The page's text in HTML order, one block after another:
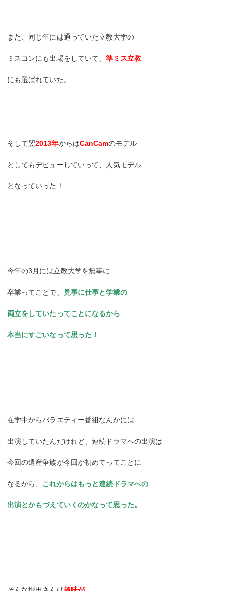
また、同じ年には通っていた立教大学の
ミスコンにも出場をしていて、準ミス立教
にも選ばれていた。
そして翌2013年からはCanCamのモデル
としてもデビューしていって、人気モデル
となっていった！
今年の3月には立教大学を無事に
卒業ってことで、 見事に仕事と学業の
両立をしていたってことになるから
本当にすごいなって思った！
在学中からバラエティー番組なんかには
出演していたんだけれど、連続ドラマへの出演は
今回の遺産争族が今回が初めてってことに
なるから、 これからはもっと連続ドラマへの
出演とかもづえていくのかなって思った。